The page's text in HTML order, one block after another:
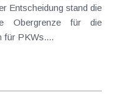
Entscheidung stand die
Obergrenze für die
für PKWs....